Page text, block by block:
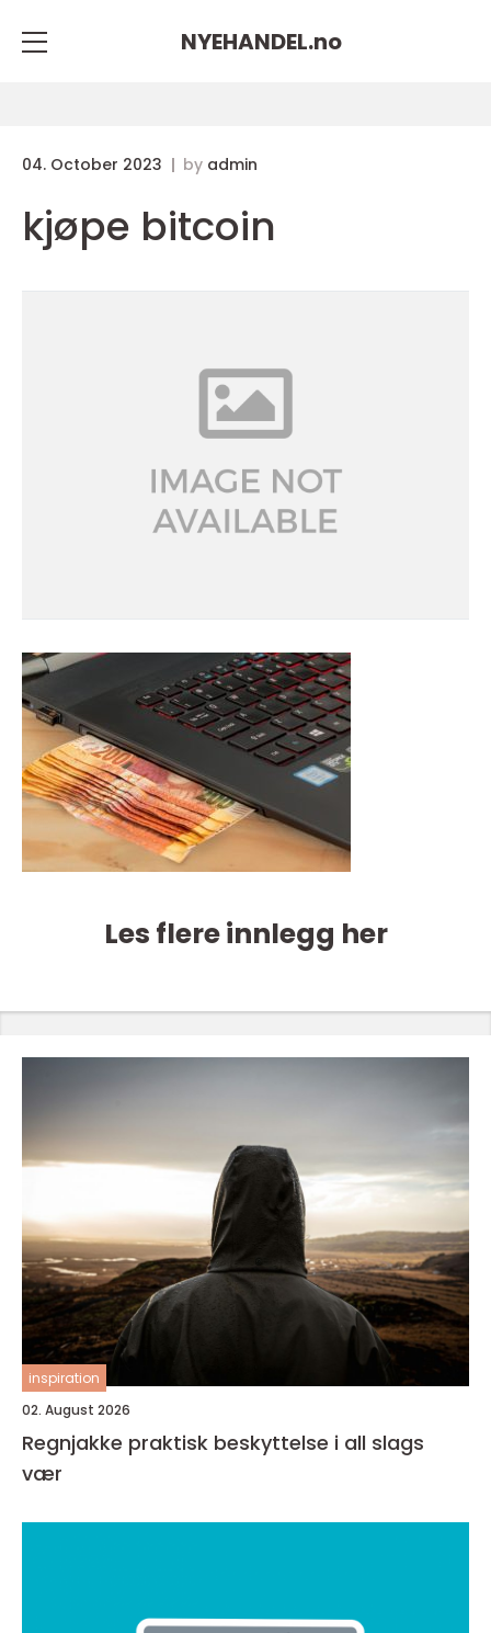
NYEHANDEL.no
04. October 2023 by admin
kjøpe bitcoin
Les flere innlegg her
inspiration
02. August 2026
Regnjakke praktisk beskyttelse i all slags
vær